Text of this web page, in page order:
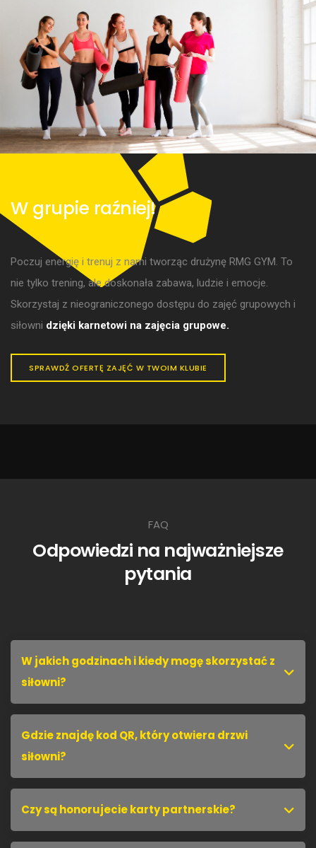
W grupie raźniej!
Poczuj energię i trenuj z nami tworząc drużynę RMG GYM. To
nie tylko trening, ale doskonała zabawa, ludzie i emocje.
Skorzystaj z nieograniczonego dostępu do zajęć grupowych i
siłownidzięki karnetowi na zajęcia grupowe.
FAQ
Odpowiedzi na najważniejsze
W jakich godzinach i kiedy mogę skorzystać z
siłowni?
Gdzie znajdę kod QR, który otwiera drzwi
siłowni?
Czy są honorujecie karty partnerskie?